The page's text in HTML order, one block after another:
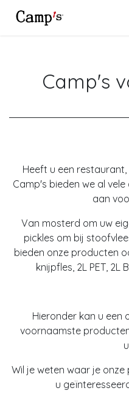
Camp's
Heeft u een
Camp's bieden we al
aan
Van mosterd om uw
pickles om bij
bieden onze producten
knijpfles, 2L PET, 2L
Hieronder kan u een
voornaamste
Wil je weten waar je
u